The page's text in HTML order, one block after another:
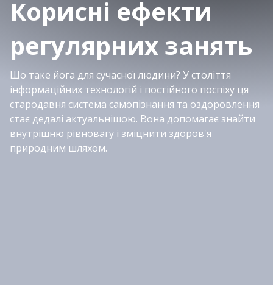
Корисні ефекти
регулярних занять
Що таке йога для сучасної людини? У століття
інформаційних технологій і постійного поспіху ця
стародавня система самопізнання та оздоровлення
стає дедалі актуальнішою. Вона допомагає знайти
внутрішню рівновагу і зміцнити здоров'я
природним шляхом.